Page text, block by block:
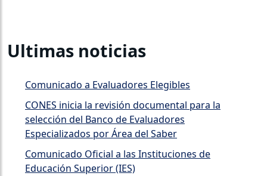
Ultimas noticias
Comunicado a Evaluadores Elegibles
CONES inicia la revisión documental para la
selección del Banco de Evaluadores
Especializados por Área del Saber
Comunicado Oficial a las Instituciones de
Educación Superior (IES)